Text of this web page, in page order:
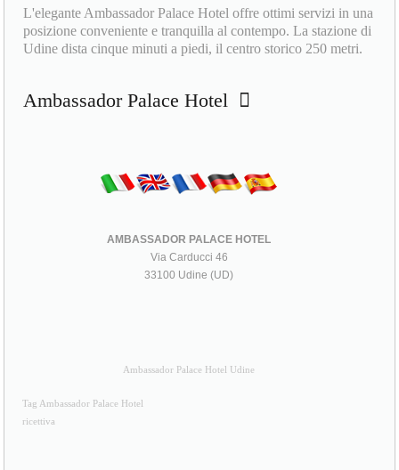
L'elegante Ambassador Palace Hotel offre ottimi servizi in una
posizione conveniente e tranquilla al contempo. La stazione di
Udine dista cinque minuti a piedi, il centro storico 250 metri.
Ambassador Palace Hotel
AMBASSADOR PALACE HOTEL
Via Carducci 46
33100 Udine (UD)
Ambassador Palace Hotel Udine
Tag Ambassador Palace Hotel
ricettiva